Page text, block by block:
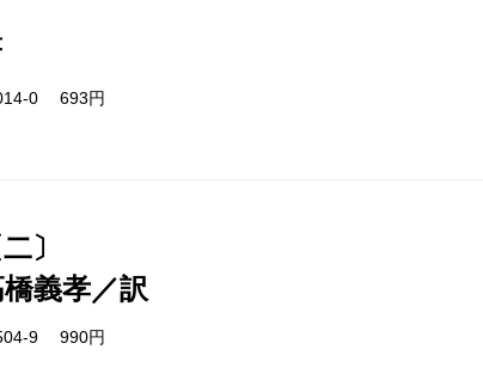
0 693円
〕
義孝／訳
9 990円